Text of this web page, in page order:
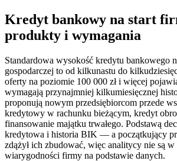
Kredyt bankowy na start
produkty i wymagania
Standardowa wysokość kredytu bankowego
gospodarczej to od kilkunastu do
oferty na poziomie 100 000 zł i więcej
wymagają przynajmniej kilkumiesięcznej
proponują nowym przedsiębiorcom przede
kredytowy w rachunku bieżącym, kredyt
finansowanie majątku trwałego. Podstawą
kredytowa i historia BIK — a początkujący
zdążył ich zbudować, więc analitycy nie są w
wiarygodności firmy na podstawie danych.